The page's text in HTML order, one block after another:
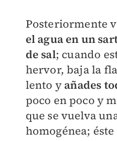
Posteriormente
el agua en un
de sal; cuando
hervor, baja la
lento y añades
poco en poco y
que se vuelva
homogénea;